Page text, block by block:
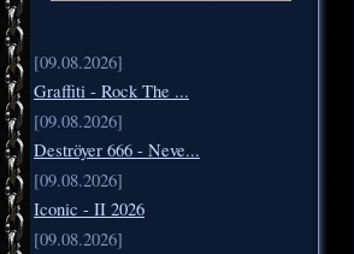
[09.08.2026]
Graffiti - Rock The ...
[09.08.2026]
Deströyer 666 - Neve...
[09.08.2026]
Iconic - II 2026
[09.08.2026]